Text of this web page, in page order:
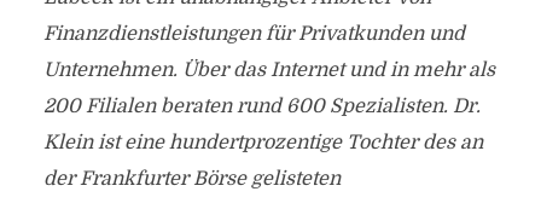
Finanzdienstleistungen für Privatkunden und
Unternehmen. Über das Internet und in mehr als
200 Filialen beraten rund 600 Spezialisten. Dr.
Klein ist eine hundertprozentige Tochter des an
der Frankfurter Börse gelisteten